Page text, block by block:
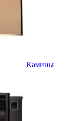
Камины